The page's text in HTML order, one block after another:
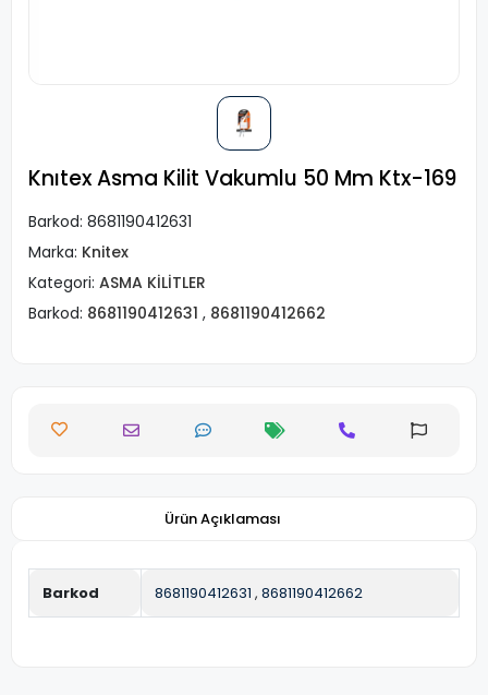
Knıtex Asma Kilit Vakumlu 50 Mm Ktx-169
Barkod: 8681190412631
Marka: Knitex
Kategori: ASMA KİLİTLER
Barkod: 8681190412631 , 8681190412662
Ürün Açıklaması
Barkod 8681190412631 , 8681190412662